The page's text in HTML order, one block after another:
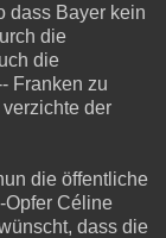
dass Bayer kein
die
die
Franken zu
der
die öffentliche
Opfer Céline
dass die